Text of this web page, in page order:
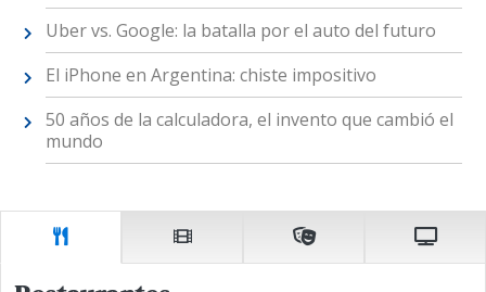
Uber vs. Google: la batalla por el auto del futuro
El iPhone en Argentina: chiste impositivo
50 años de la calculadora, el invento que cambió el
mundo